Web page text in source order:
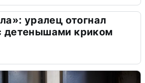
уралец отогнал
детенышами криком